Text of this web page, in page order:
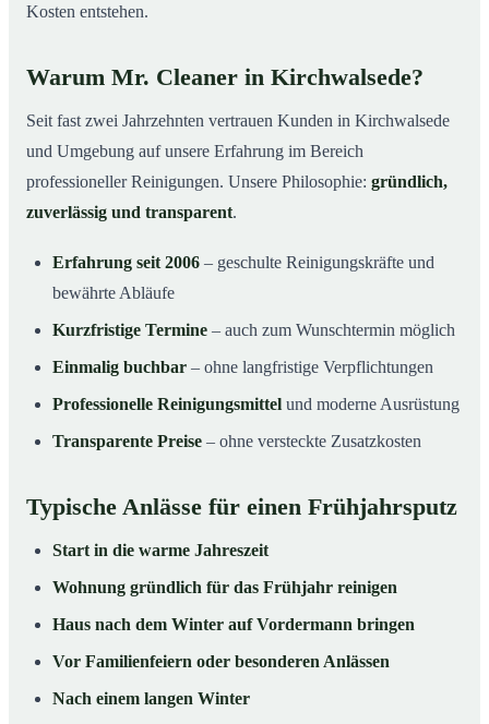
Kosten entstehen.
Warum Mr. Cleaner in Kirchwalsede?
Seit fast zwei Jahrzehnten vertrauen Kunden in Kirchwalsede
und Umgebung auf unsere Erfahrung im Bereich
professioneller Reinigungen. Unsere Philosophie: gründlich,
zuverlässig und transparent.
Erfahrung seit 2006 – geschulte Reinigungskräfte und
bewährte Abläufe
Kurzfristige Termine – auch zum Wunschtermin möglich
Einmalig buchbar – ohne langfristige Verpflichtungen
Professionelle Reinigungsmittel und moderne Ausrüstung
Transparente Preise – ohne versteckte Zusatzkosten
Typische Anlässe für einen Frühjahrsputz
Start in die warme Jahreszeit
Wohnung gründlich für das Frühjahr reinigen
Haus nach dem Winter auf Vordermann bringen
Vor Familienfeiern oder besonderen Anlässen
Nach einem langen Winter